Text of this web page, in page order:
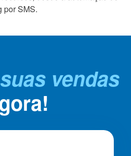
por SMS.
vendas